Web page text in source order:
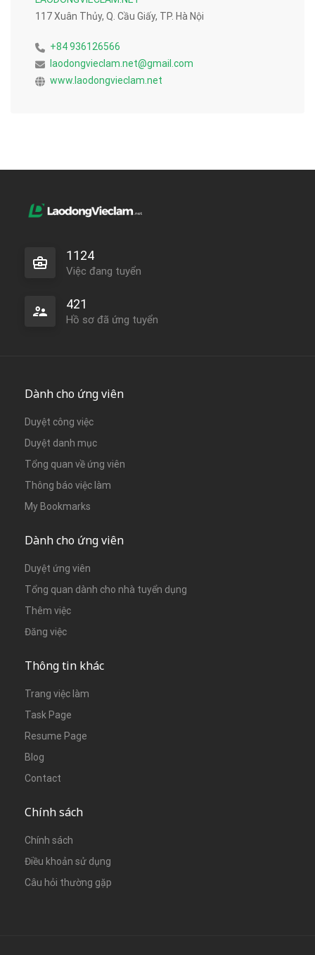
117 Xuân Thủy, Q. Cầu Giấy, TP. Hà Nội
+84 936126566
laodongvieclam.net@gmail.com
www.laodongvieclam.net
1124
Việc đang tuyển
421
Hồ sơ đã ứng tuyển
Dành cho ứng viên
Duyệt công việc
Duyệt danh mục
Tổng quan về ứng viên
Thông báo việc làm
My Bookmarks
Dành cho ứng viên
Duyệt ứng viên
Tổng quan dành cho nhà tuyển dụng
Thêm việc
Đăng việc
Thông tin khác
Trang việc làm
Task Page
Resume Page
Blog
Contact
Chính sách
Chính sách
Điều khoản sử dụng
Câu hỏi thường gặp